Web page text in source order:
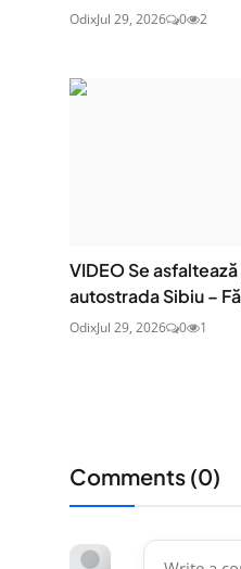
OdixJul 29, 2026 0 2
VIDEO Se
autostrada Sibiu –
OdixJul 29, 2026 0 1
Comments (0)